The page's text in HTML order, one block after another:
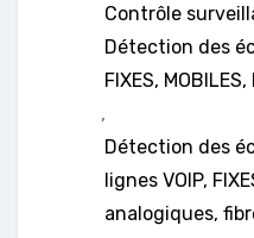
Contrôle
Détection des
FIXES, MOBILES,
,
Détection des
lignes VOIP,
analogiques,